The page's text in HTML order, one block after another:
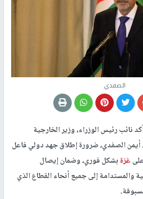
الصفدي
نائب رئيس الوزراء، وزير الخارجية
أيمن الصفدي، ضرورة إطلاق جهد دولي فاعل
غزةبشكل فوري، وضمان إيصال
والمستدامة إلى جميع أنحاء القطاع الذي